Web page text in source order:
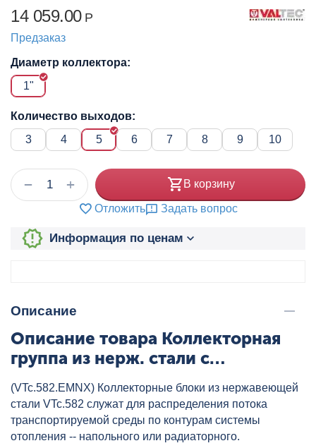
14 059.00 Р
Предзаказ
Диаметр коллектора:
1"
Количество выходов:
3
4 5 6 7 8 9 10
+
− В корзину
Отложить Задать вопрос
Информация по ценам
Описание
Описание товара Коллекторная
группа из нерж. стали с
балансировочными клапанами
(582) 1",5x3/4", "ев, артикул:
VTc.582.EMNX.0605
(VTc.582.EMNX) Коллекторные блоки из нержавеющей
стали VTc.582 служат для распределения потока
транспортируемой среды по контурам системы
отопления -- напольного или радиаторного.